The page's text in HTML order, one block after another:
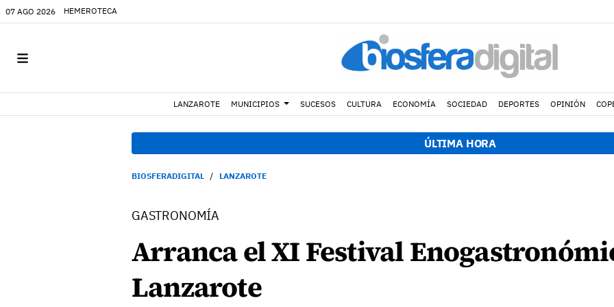
07 AGO 2026 HEMEROTECA
LANZAROTE MUNICIPIOS SUCESOS CULTURA ECONOMÍA SOCIEDAD DEPORTES OPINIÓN
ÚLTIMA HORA
BIOSFERADIGITAL LANZAROTE
GASTRONOMÍA
Arranca el XI Festival
Lanzarote